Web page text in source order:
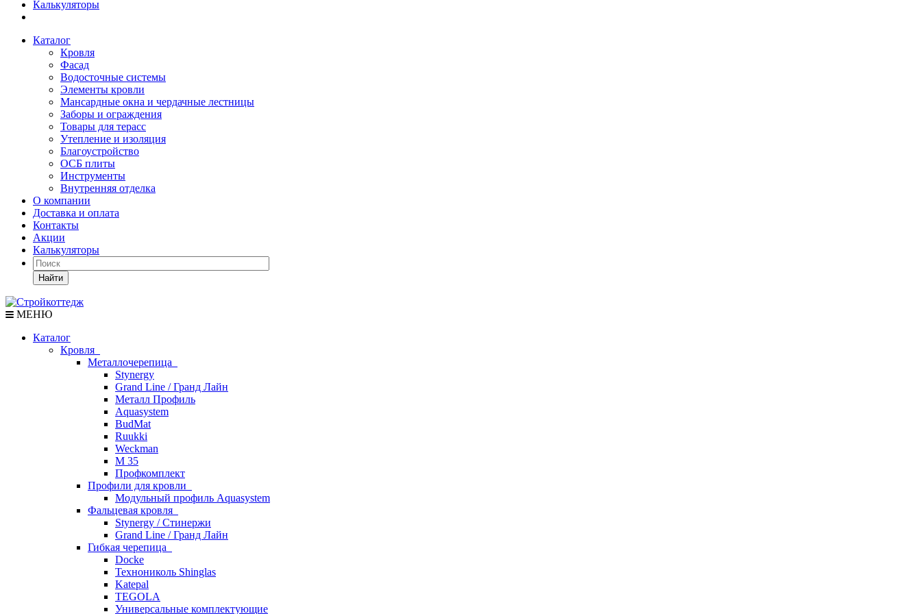
Калькуляторы
Каталог
Кровля
Фасад
Водосточные системы
Элементы кровли
Мансардные окна и чердачные лестницы
Заборы и ограждения
Товары для терасс
Утепление и изоляция
Благоустройство
ОСБ плиты
Инструменты
Внутренняя отделка
О компании
Доставка и оплата
Контакты
Акции
Калькуляторы
Найти
МЕНЮ
Каталог
Кровля
Металлочерепица
Stynergy
Grand Line / Гранд Лайн
Металл Профиль
Aquasystem
BudMat
Ruukki
Weckman
М 35
Профкомплект
Профили для кровли
Модульный профиль Aquasystem
Фальцевая кровля
Stynergy / Стинержи
Grand Line / Гранд Лайн
Гибкая черепица
Docke
Технониколь Shinglas
Katepal
TEGOLA
Универсальные комплектующие